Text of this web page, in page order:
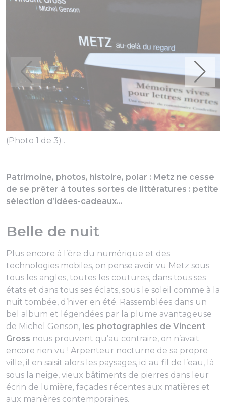
(Photo 1 de 3) .
Patrimoine, photos, histoire, polar : Metz ne cesse
de se prêter à toutes sortes de littératures : petite
sélection d’idées-cadeaux...
Belle de nuit
Plus encore à l’ère du numérique et des
technologies mobiles, on pense avoir vu Metz sous
tous les angles, toutes les coutures, dans tous ses
états et dans tous ses éclats, sous le soleil comme à la
nuit tombée, d’hiver en été. Rassemblées dans un
bel album et légendées par la plume avantageuse
de Michel Genson, les photographies de Vincent
Gross nous prouvent qu’au contraire, on n’avait
encore rien vu ! Arpenteur nocturne de sa propre
ville, il en saisit alors les paysages, ici au fil de l’eau, là
sous la neige, vieux bâtiments de pierres dans leur
écrin de lumière, façades récentes aux matières et
aux manières contemporaines.